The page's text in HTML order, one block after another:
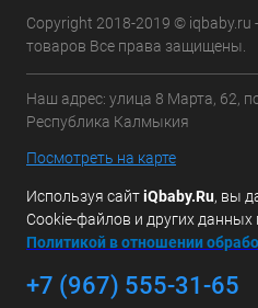
Copyright 2018-2019 © iqbaby.ru
товаров Все права защищены.
Наш адрес: улица 8 Марта, 62,
Республика Калмыкия
Посмотреть на карте
Используя сайтiQbaby.Ru, вы
Cookie-файлов и других данных
Политикой в отношении
+7 (967) 555-31-65